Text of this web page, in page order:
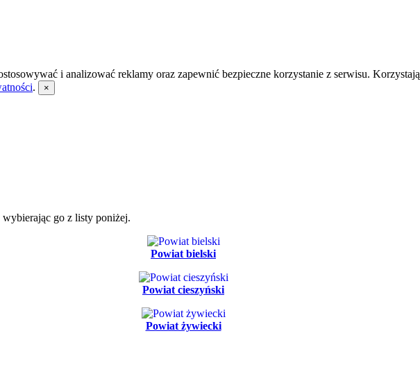
i analizować reklamy oraz zapewnić bezpieczne korzystanie z serwisu.
.
×
go z listy poniżej.
Powiat bielski
Powiat cieszyński
Powiat żywiecki